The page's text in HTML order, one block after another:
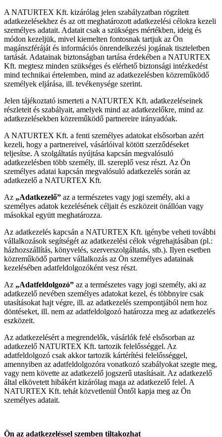
A NATURTEX Kft. kizárólag jelen szabályzatban rögzített
adatkezelésekhez és az ott meghatározott adatkezelési célokra kezeli
személyes adatait. Adatait csak a szükséges mértékben, ideig és
módon kezeljük, mivel kiemelten fontosnak tartjuk az Ön
magánszféráját és információs önrendelkezési jogának tiszteletben
tartását. Adatainak biztonságban tartása érdekében a NATURTEX
Kft. megtesz minden szükséges és elérhető biztonsági intézkedést
mind technikai értelemben, mind az adatkezelésben közreműködő
személyek eljárása, ill. tevékenysége szerint.
Jelen tájékoztató ismerteti a NATURTEX Kft. adatkezeléseinek
részleteit és szabályait, amelyek mind az adatkezelőkre, mind az
adatkezelésekben közreműködő partnereire irányadóak.
A NATURTEX Kft. a fenti személyes adatokat elsősorban azért
kezeli, hogy a partnereivel, vásárlóival kötött szerződéseket
teljesítse. A szolgáltatás nyújtása kapcsán megvalósuló
adatkezelésben több személy, ill. szereplő vesz részt. Az Ön
személyes adatai kapcsán megvalósuló adatkezelés során az
adatkezelő a NATURTEX Kft.
Az „Adatkezelő” az a természetes vagy jogi személy, aki a
személyes adatok kezelésének céljait és eszközeit önállóan vagy
másokkal együtt meghatározza.
Az adatkezelés kapcsán a NATURTEX Kft. igénybe veheti további
vállalkozások segítségét az adatkezelési célok végrehajtásában (pl.:
házhozszállítás, könyvelés, szerverszolgáltatás, stb.). Ilyen esetben
közreműködő partner vállalkozás az Ön személyes adatainak
kezelésében adatfeldolgozóként vesz részt.
Az „Adatfeldolgozó” az a természetes vagy jogi személy, aki az
adatkezelő nevében személyes adatokat kezel, és többnyire csak
utasításokat hajt végre, ill. az adatkezelés szempontjából nem hoz
döntéseket, ill. nem az adatfeldolgozó határozza meg az adatkezelés
eszközeit.
Az adatkezelésért a megrendelők, vásárlók felé elsősorban az
adatkezelő NATURTEX Kft. tartozik felelősséggel. Az
adatfeldolgozó csak akkor tartozik kártérítési felelősséggel,
amennyiben az adatfeldolgozóra vonatkozó szabályokat szegte meg,
vagy nem követte az adatkezelő jogszerű utasításait. Az adatkezelő
által elkövetett hibákért kizárólag maga az adatkezelő felel. A
NATURTEX Kft. tehát közvetlenül Öntől kapja meg az Ön
személyes adatait.
Ön az adatkezeléssel szemben tiltakozhat